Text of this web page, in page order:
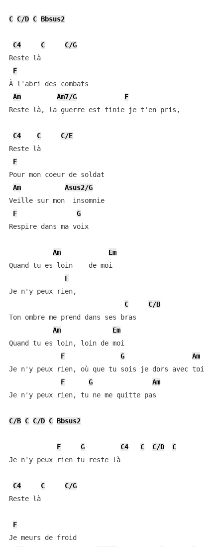
C C/D C Bbsus2
C4 C
C/G
Reste là
F
À l'abri des combats
Am
Am7/G
F
Reste là, la guerre est finie je t'en pris,
C4 C
C/E
Reste là
F
Pour mon coeur de soldat
Am
Asus2/G
Veille sur mon  insomnie
F
G
Respire dans ma voix
Am
Em
Quand tu es loin    de moi
F
Je n'y peux rien,
C
C/B
Ton ombre me prend dans ses bras
Am
Em
Quand tu es loin, loin de moi
F
G Am
Je n'y peux rien, où que tu sois je dors avec toi
F
G
Am
Je n'y peux rien, tu ne me quitte pas
C/B C C/D C Bbsus2
F G C4 C C/D
C
Je n'y peux rien tu reste là
C4 C
C/G
Reste là
F
Je meurs de froid